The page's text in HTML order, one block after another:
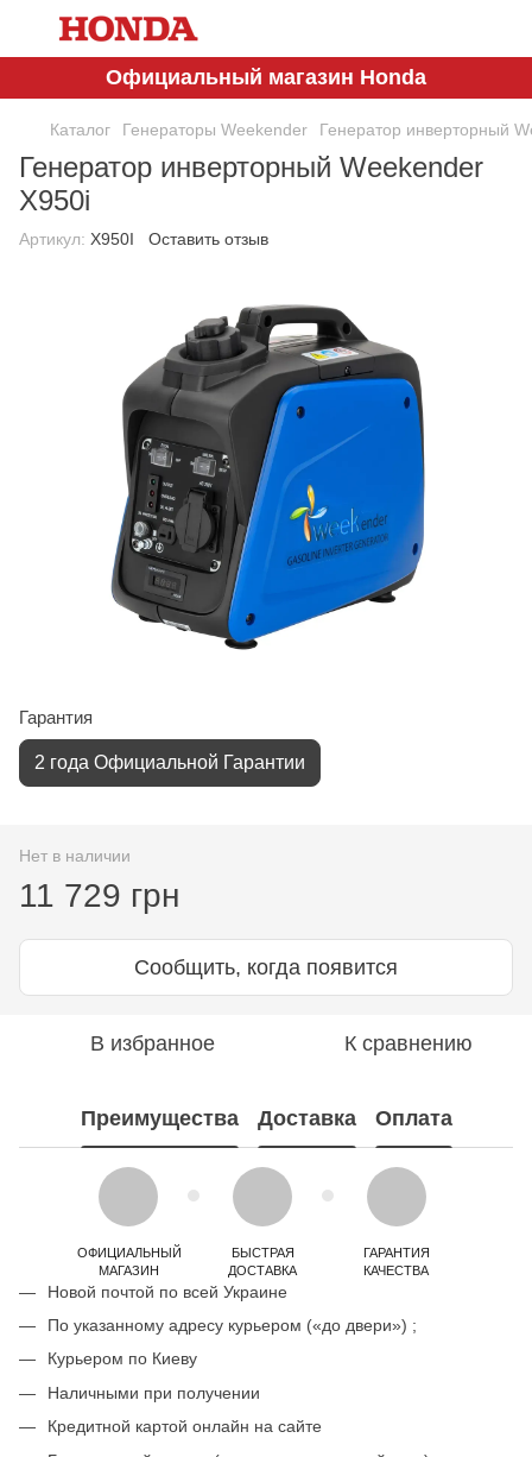
Официальный магазин Honda
Каталог Генераторы Weekender Генератор инверторный
Генератор инверторный Weekender
X950i
Артикул: X950I Оставить отзыв
Гарантия
2 года Официальной Гарантии
Нет в наличии
11 729 грн
Сообщить, когда появится
В избранное К сравнению
Преимущества Доставка Оплата
ОФИЦИАЛЬНЫЙ
МАГАЗИН
БЫСТРАЯ
ДОСТАВКА
ГАРАНТИЯ
КАЧЕСТВА
Новой почтой по всей Украине
По указанному адресу курьером («до двери») ;
Курьером по Киеву
Наличными при получении
Кредитной картой онлайн на сайте